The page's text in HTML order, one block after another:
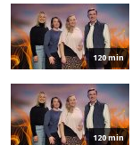
120 min
120 min